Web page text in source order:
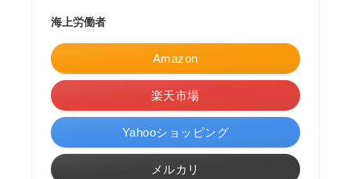
海上労働者
Amazon
楽天市場
Yahooショッピング
メルカリ